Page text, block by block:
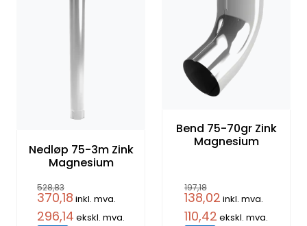
Nedløp 75-3m Zink
Magnesium
528,83
370,18 inkl. mva.
296,14 ekskl. mva.
Bend 75-70gr Zink
Magnesium
197,18
138,02 inkl. mva.
110,42 ekskl. mva.